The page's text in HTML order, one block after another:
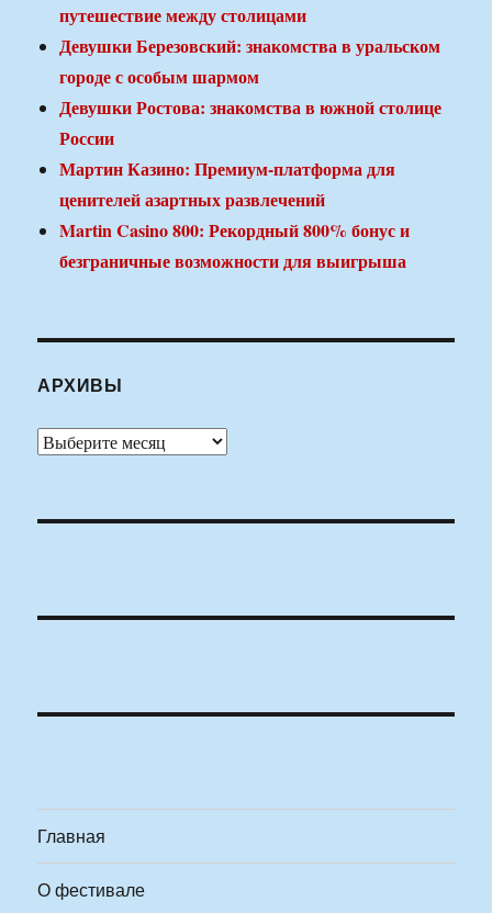
путешествие между столицами
Девушки Березовский: знакомства в уральском
городе с особым шармом
Девушки Ростова: знакомства в южной столице
России
Мартин Казино: Премиум-платформа для
ценителей азартных развлечений
Martin Casino 800: Рекордный 800% бонус и
безграничные возможности для выигрыша
АРХИВЫ
Архивы
Главная
О фестивале